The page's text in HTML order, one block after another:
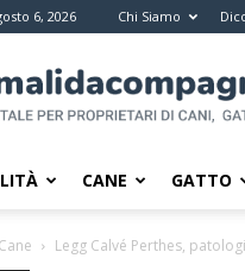
6, 2026 Chi Siamo
da
compagnia
Il
i
CANE GATTO
Cane Legg Calvé Perthes,